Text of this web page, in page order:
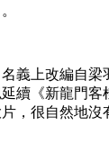
上改編自
續《新龍門
，很自然地沒